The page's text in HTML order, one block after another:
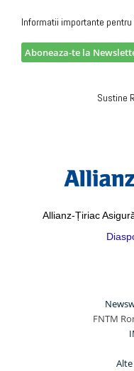
Informatii importante pentru
Aboneaza-te la
Sustine
Allianz-Țiriac
FNTM